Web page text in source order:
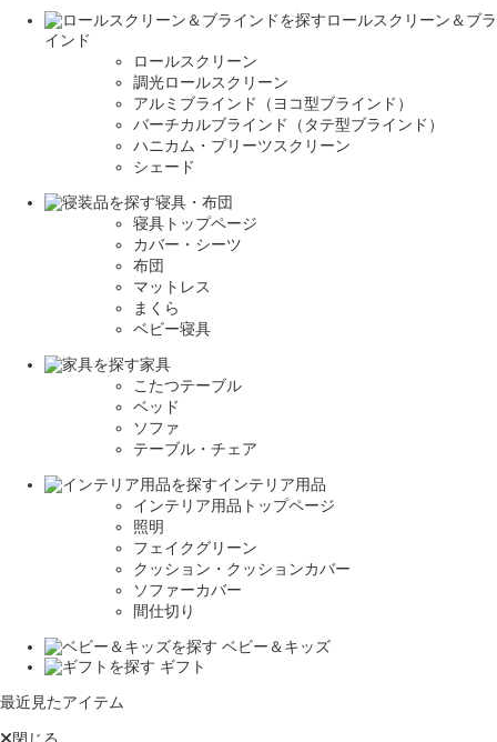
ロールスクリーン＆ブラ
インド
ロールスクリーン
調光ロールスクリーン
アルミブラインド（ヨコ型ブラインド）
バーチカルブラインド（タテ型ブラインド）
ハニカム・プリーツスクリーン
シェード
寝具・布団
寝具トップページ
カバー・シーツ
布団
マットレス
まくら
ベビー寝具
家具
こたつテーブル
ベッド
ソファ
テーブル・チェア
インテリア用品
インテリア用品トップページ
照明
フェイクグリーン
クッション・クッションカバー
ソファーカバー
間仕切り
ベビー＆キッズ
ギフト
最近見たアイテム